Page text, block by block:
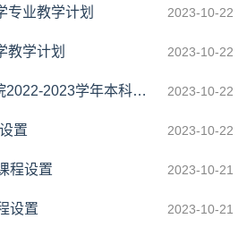
专业教学计划 2023-10-22
教学计划 2023-10-22
学年本科课程开设情况 2023-10-22
置 2023-10-22
程设置 2023-10-21
设置 2023-10-21